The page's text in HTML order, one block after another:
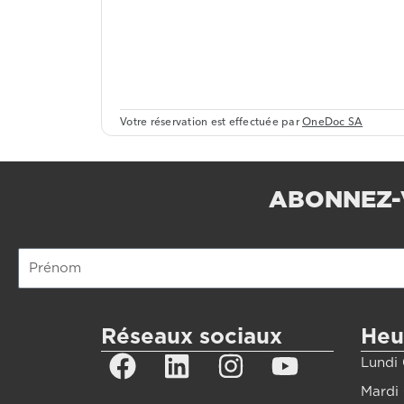
ABONNEZ-
Réseaux sociaux
Facebook
LinkedinInstagramLundi